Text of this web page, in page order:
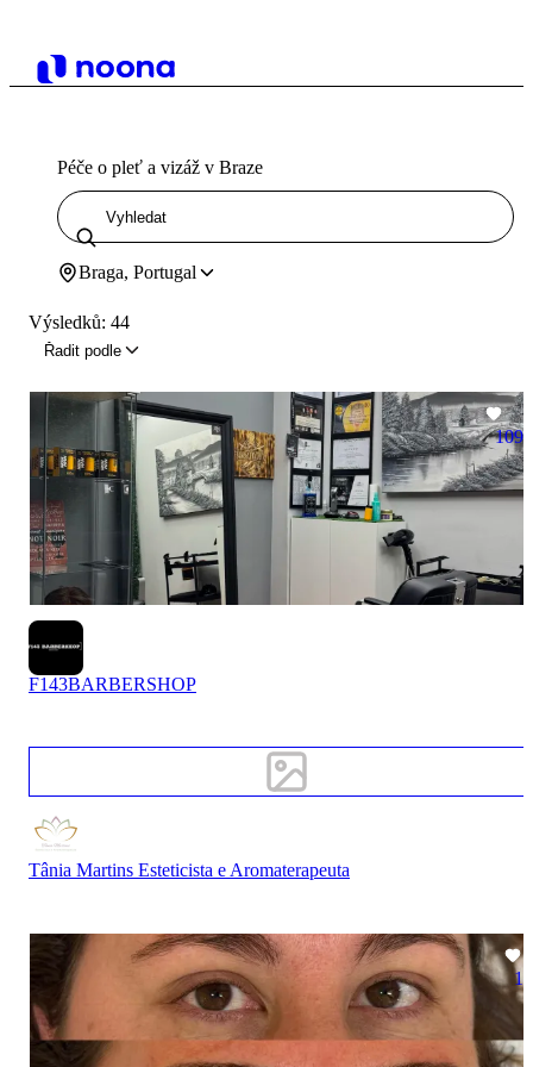
Péče o pleť a vizáž v Braze
Braga, Portugal
Výsledků: 44
Řadit podle
109
F143BARBERSHOP
Tânia Martins Esteticista e Aromaterapeuta
1